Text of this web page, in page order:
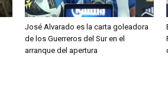
José Alvarado es la carta goleadora
de los Guerreros del Sur en el
arranque del apertura